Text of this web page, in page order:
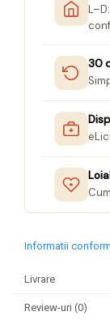
30
Informatii
Livrare
Review-uri (0)